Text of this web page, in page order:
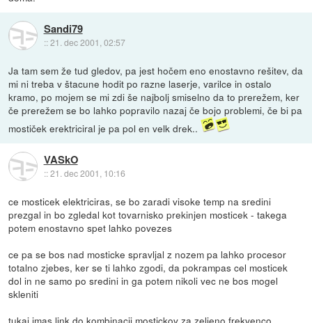
Sandi79
::21. dec 2001, 02:57
Ja tam sem že tud gledov, pa jest hočem eno enostavno rešitev, da
mi ni treba v štacune hodit po razne laserje, varilce in ostalo
kramo, po mojem se mi zdi še najbolj smiselno da to prerežem, ker
če prerežem se bo lahko popravilo nazaj če bojo problemi, če bi pa
mostiček erektriciral je pa pol en velk drek..
VASkO
::21. dec 2001, 10:16
ce mosticek elektriciras, se bo zaradi visoke temp na sredini
prezgal in bo zgledal kot tovarnisko prekinjen mosticek - takega
potem enostavno spet lahko povezes
ce pa se bos nad mosticke spravljal z nozem pa lahko procesor
totalno zjebes, ker se ti lahko zgodi, da pokrampas cel mosticek
dol in ne samo po sredini in ga potem nikoli vec ne bos mogel
skleniti
tukaj imas link do kombinacij mostickov za zeljeno frekvenco